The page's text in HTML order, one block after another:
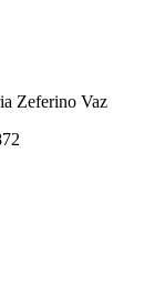
Zeferino Vaz